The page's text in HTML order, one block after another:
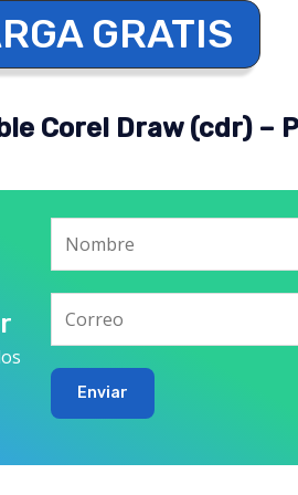
GRATIS
Corel Draw (cdr) –
Enviar